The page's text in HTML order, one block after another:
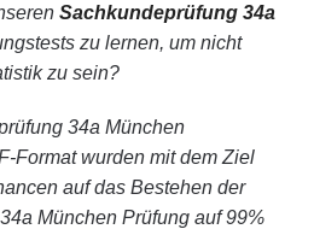
Sachkundeprüfung 34a
zu lernen, um nicht
zu sein?
34a München
Format wurden mit dem Ziel
auf das Bestehen der
München Prüfung auf 99%